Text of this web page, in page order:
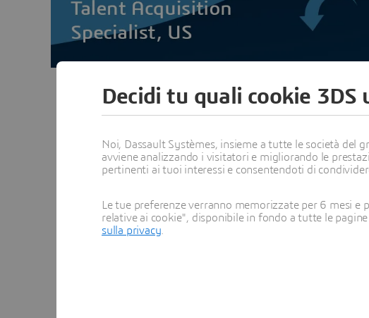
Prima della fiera
Assicurati di conoscere l'azienda
Revisiona il curriculum
Vestiti in
Decidi tu quali cookie 3DS
Noi, Dassault Systèmes, insieme a tutte le società
avviene analizzando i visitatori e migliorando le
pertinenti ai tuoi interessi e consentendoti di
Le tue preferenze verranno memorizzate per 6 mesi
relative ai cookie", disponibile in fondo a tutte le
sulla privacy